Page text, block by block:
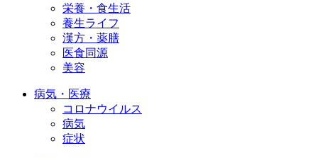
栄養・食生活
養生ライフ
漢方・薬膳
医食同源
美容
病気・医療
コロナウイルス
病気
症状